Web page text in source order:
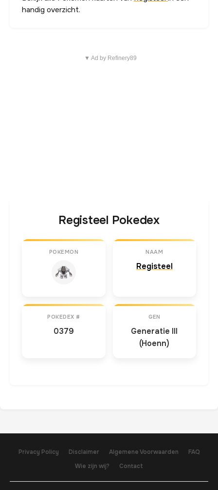
handig overzicht.
▼ Ad by Refinery89
Registeel Pokedex
POKEMON NAAM
Registeel
POKEDEX #
0379
GEN
Generatie III
(Hoenn)
Privacy Policy Disclaimer Algemene Voorwaarden
FAQ
Wie zijn wij?
Contact